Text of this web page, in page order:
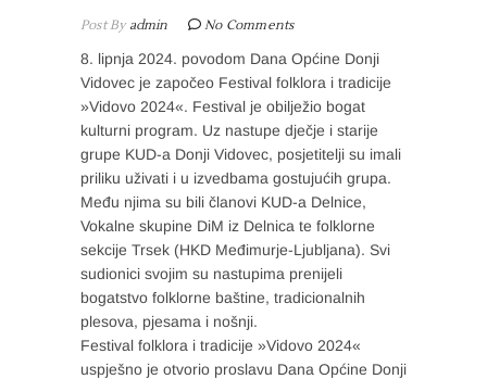
Post Byadmin No Comments
8. lipnja 2024. povodom Dana Općine Donji
Vidovec je započeo Festival folklora i tradicije
»Vidovo 2024«. Festival je obilježio bogat
kulturni program. Uz nastupe dječje i starije
grupe KUD-a Donji Vidovec, posjetitelji su imali
priliku uživati i u izvedbama gostujućih grupa.
Među njima su bili članovi KUD-a Delnice,
Vokalne skupine DiM iz Delnica te folklorne
sekcije Trsek (HKD Međimurje-Ljubljana). Svi
sudionici svojim su nastupima prenijeli
bogatstvo folklorne baštine, tradicionalnih
plesova, pjesama i nošnji.
Festival folklora i tradicije »Vidovo 2024«
uspješno je otvorio proslavu Dana Općine Donji